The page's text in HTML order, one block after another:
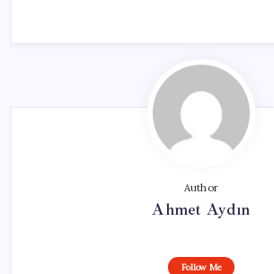
Author
Ahmet Aydın
Follow Me